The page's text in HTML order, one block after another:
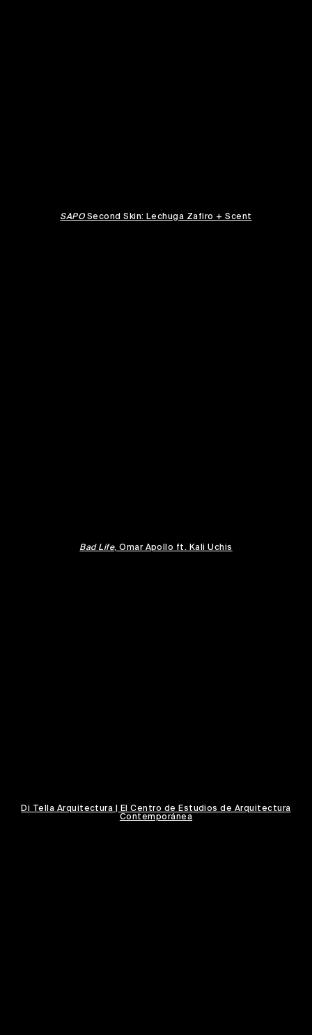
SAPOSecond Skin: Lechuga Zafiro + Scent
Bad Life, Omar Apollo ft. Kali Uchis
Di Tella Arquitectura | El Centro de Estudios de Arquitectura
Contemporánea